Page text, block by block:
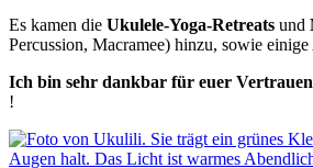
Es kamen die Ukulele-Yoga-Retreats und
Percussion, Macramee) hinzu, sowie
Ich bin sehr dankbar für euer
!